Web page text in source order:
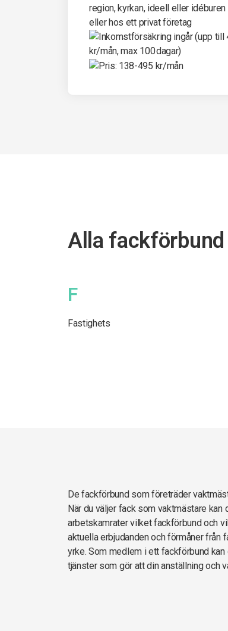
Alla
F
Fastighets
De fackförbund som företräder
När du väljer fack som vaktmästare
arbetskamrater vilket fackförbund och
aktuella erbjudanden och förmåner
yrke. Som medlem i ett fackförbund
tjänster som gör att din anställning och